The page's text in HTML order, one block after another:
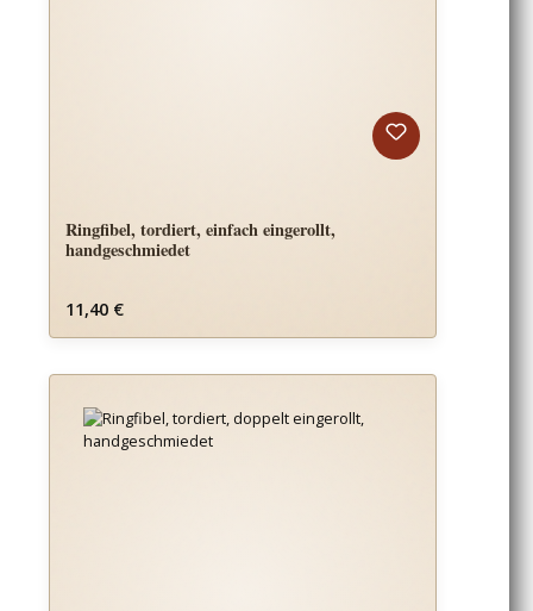
Ringfibel, tordiert, einfach eingerollt,
handgeschmiedet
Regulärer Preis:
11,40 €